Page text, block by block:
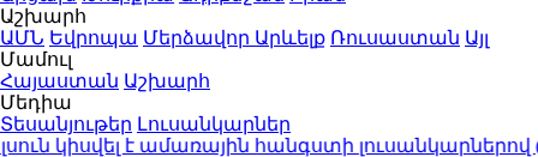
Աշխարհ
ԱՄՆ Եվրոպա Մերձավոր Արևելք Ռուսաստան Այլ
Մամուլ
Հայաստան Աշխարհ
Մեդիա
Տեսանյութեր Լուսանկարներ
կիսվել է ամառային հանգստի լուսանկարներով